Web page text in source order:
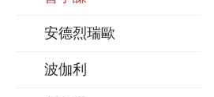
安德烈瑞歐
波伽利